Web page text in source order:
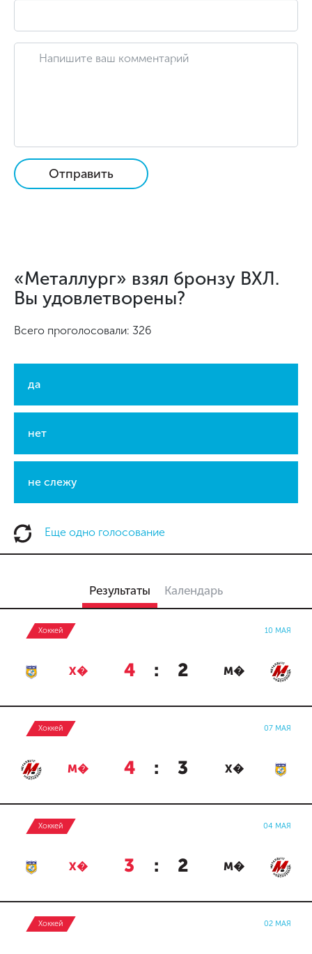
Отправить
«Металлург» взял бронзу ВХЛ.
Вы удовлетворены?
Всего проголосовали: 326
да
нет
не слежу
Еще одно голосование
Результаты Календарь
Хоккей 10 МАЯ
Х� 4 : 2 М�
Хоккей 07 МАЯ
М� 4 : 3 Х�
Хоккей 04 МАЯ
Х� 3 : 2 М�
Хоккей 02 МАЯ